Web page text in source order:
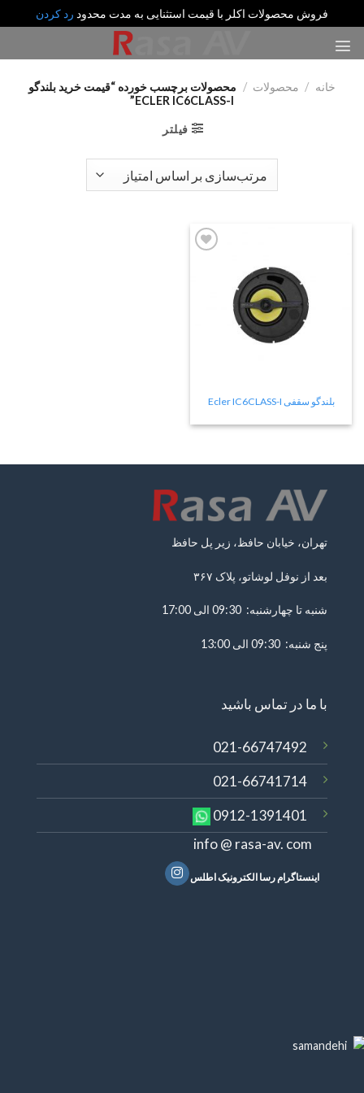
فروش محصولات اکلر با قیمت استثنایی به مدت محدود رد کردن
خانه / محصولات / محصولات برچسب خورده “قیمت خرید بلندگو
ECLER IC6CLASS-I”
فیلتر
بلندگو سقفی Ecler IC6CLASS-I
تهران، خیابان حافظ، زیر پل حافظ
بعد از نوفل لوشاتو، پلاک ۳۶۷
شنبه تا چهارشنبه: 09:30 الی 17:00
پنج شنبه: 09:30 الی 13:00
با ما در تماس باشید
021-66747492
021-66741714
0912-1391401
info @ rasa-av. com
اینستاگرام رسا الکترونیک اطلس